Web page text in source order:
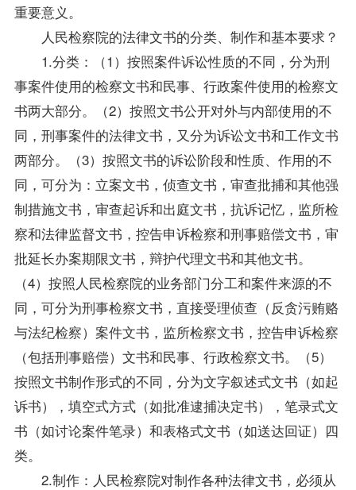
重要意义。
人民检察院的法律文书的分类、制作和基本要求？
1.分类：（1）按照案件诉讼性质的不同，分为刑
事案件使用的检察文书和民事、行政案件使用的检察文
书两大部分。（2）按照文书公开对外与内部使用的不
同，刑事案件的法律文书，又分为诉讼文书和工作文书
两部分。（3）按照文书的诉讼阶段和性质、作用的不
同，可分为：立案文书，侦查文书，审查批捕和其他强
制措施文书，审查起诉和出庭文书，抗诉记忆，监所检
察和法律监督文书，控告申诉检察和刑事赔偿文书，审
批延长办案期限文书，辩护代理文书和其他文书。
（4）按照人民检察院的业务部门分工和案件来源的不
同，可分为刑事检察文书，直接受理侦查（反贪污贿赂
与法纪检察）案件文书，监所检察文书，控告申诉检察
（包括刑事赔偿）文书和民事、行政检察文书。（5）
按照文书制作形式的不同，分为文字叙述式文书（如起
诉书），填空式方式（如批准逮捕决定书），笔录式文
书（如讨论案件笔录）和表格式文书（如送达回证）四
类。
2.制作：人民检察院对制作各种法律文书，必须从